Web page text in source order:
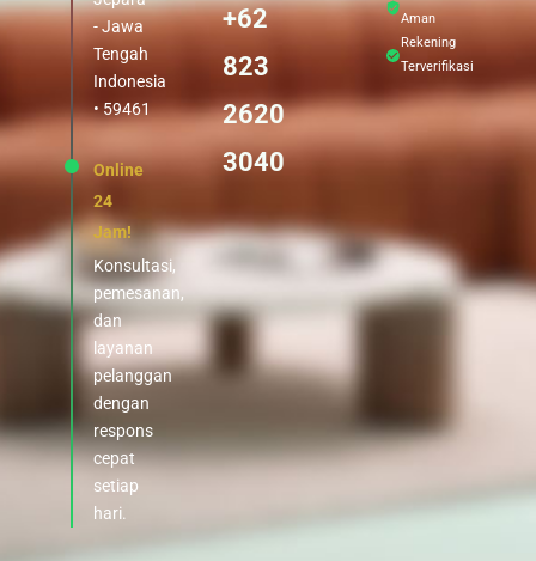
- Jawa
Tengah
Indonesia
• 59461
Online
24
Jam!
Konsultasi,
pemesanan,
dan
layanan
pelanggan
dengan
respons
cepat
setiap
hari.
+62
823
2620
3040
Aman
Rekening
Terverifikasi